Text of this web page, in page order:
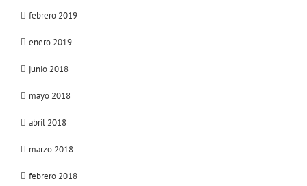
febrero 2019
enero 2019
junio 2018
mayo 2018
abril 2018
marzo 2018
febrero 2018